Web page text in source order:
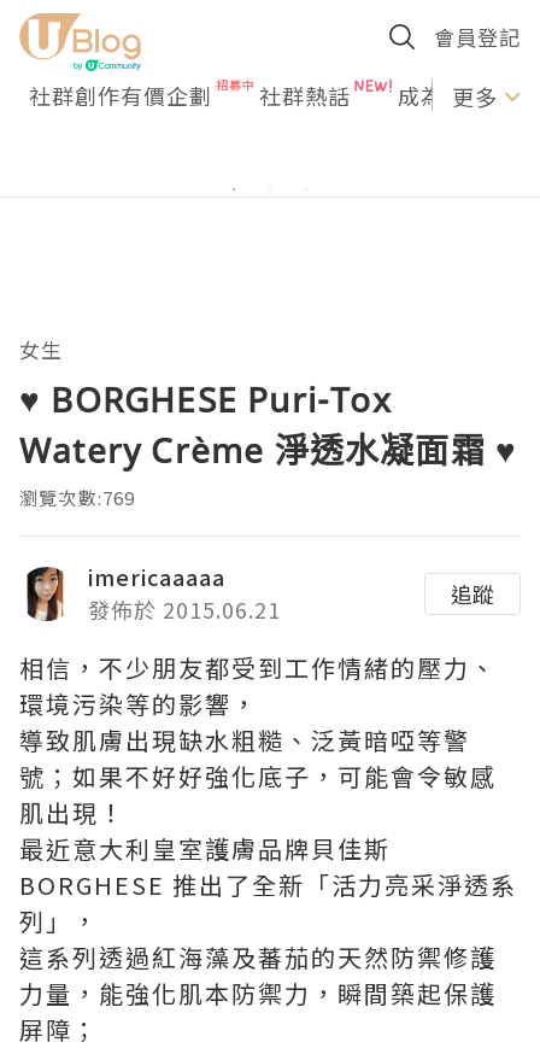
會員登記
社群創作有價企劃 社群熱話 成為U更多
女生
♥ BORGHESE Puri-Tox
Watery Crème 淨透水凝面霜 ♥
瀏覽次數:769
imericaaaaa
發佈於 2015.06.21
追蹤
相信，不少朋友都受到工作情緒的壓力、
環境污染等的影響，
導致肌膚出現缺水粗糙、泛黃暗啞等警
號；如果不好好強化底子，可能會令敏感
肌出現！
最近意大利皇室護膚品牌貝佳斯
BORGHESE 推出了全新「活力亮采淨透系
列」，
這系列透過紅海藻及蕃茄的天然防禦修護
力量，能強化肌本防禦力，瞬間築起保護
屏障；